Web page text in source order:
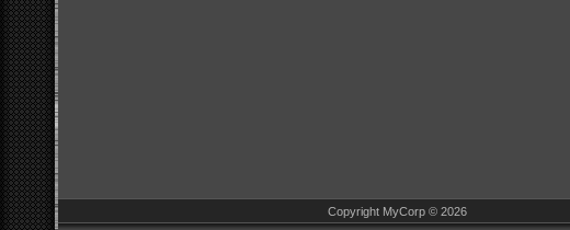
Copyright MyCorp © 2026